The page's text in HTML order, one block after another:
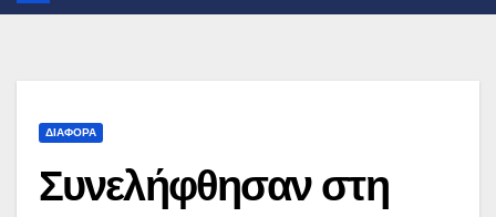
ΔΙΆΦΟΡΑ
Συνελήφθησαν στη